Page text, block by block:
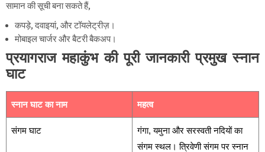
सामान की सूची बना सकते हैं,
कपड़े, दवाइयां, और टॉयलेट्रीज़।
मोबाइल चार्जर और बैटरी बैकअप।
प्रयागराज महाकुंभ की पूरी जानकारी प्रमुख स्नान
घाट
स्नान घाट का नाम महत्व
संगम घाट
गंगा, यमुना और सरस्वती नदियों का
संगम स्थल। त्रिवेणी संगम पर स्नान